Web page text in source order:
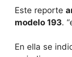
Este reporte
modelo 193.
En ella se